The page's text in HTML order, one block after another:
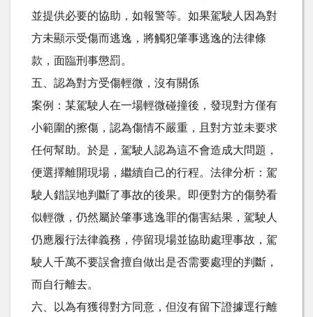
並提供必要的協助，如報警等。如果駕駛人因為對
方未顯示受傷而逃逸，將觸犯肇事逃逸的法律條
款，面臨刑事懲罰。
五、認為對方受傷輕微，沒有關係
案例：某駕駛人在一場輕微碰撞後，發現對方僅有
小範圍的擦傷，認為傷情不嚴重，且對方並未要求
任何幫助。於是，駕駛人認為這不會造成大問題，
便選擇離開現場，繼續自己的行程。法律分析：駕
駛人錯誤地判斷了事故的後果。即便對方的傷勢看
似輕微，仍然屬於肇事逃逸罪的傷害結果，駕駛人
仍應履行法律義務，停留現場並協助處理事故，駕
駛人千萬不要誤會擅自做出是否需要處理的判斷，
而自行離去。
六、以為有獲得對方同意，但沒有留下證據逕行離